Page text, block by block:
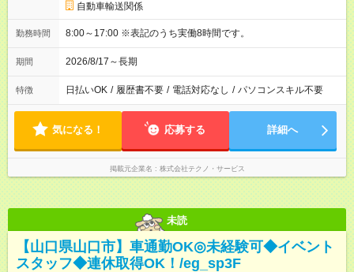
自動車輸送関係
勤務時間 8:00～17:00 ※表記のうち実働8時間です。
期間 2026/8/17～長期
特徴 日払いOK / 履歴書不要 / 電話対応なし / パソコンスキル不要
気になる！ 応募する 詳細へ
掲載元企業名 株式会社テクノ・サービス
未読
【山口県山口市】車通勤OK◎未経験可◆イベント
スタッフ◆連休取得OK！/eg_sp3F